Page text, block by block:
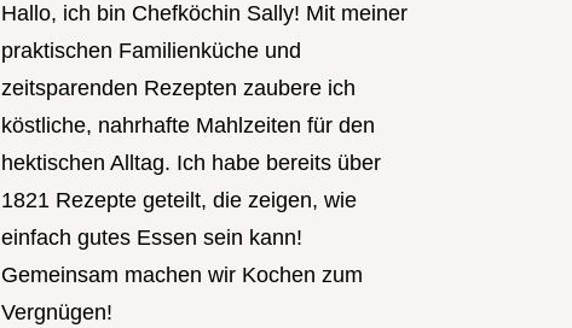
Hallo, ich bin Chefköchin Sally! Mit meiner
praktischen Familienküche und
zeitsparenden Rezepten zaubere ich
köstliche, nahrhafte Mahlzeiten für den
hektischen Alltag. Ich habe bereits über
1821 Rezepte geteilt, die zeigen, wie
einfach gutes Essen sein kann!
Gemeinsam machen wir Kochen zum
Vergnügen!